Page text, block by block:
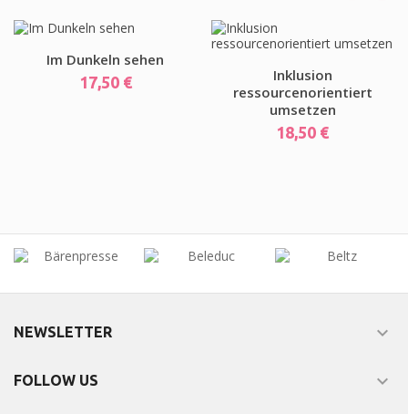
Im Dunkeln sehen
Preis
17,50 €
Inklusion
ressourcenorientiert
umsetzen
Preis
18,50 €
NEWSLETTER 
FOLLOW US 